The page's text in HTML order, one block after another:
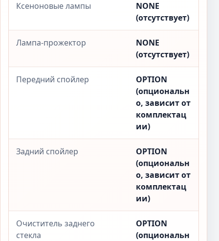
Ксеноновые лампы
NONE
(отсутствует)
Лампа-прожектор
NONE
(отсутствует)
Передний спойлер
OPTION
(опциональн
о, зависит от
комплектац
ии)
Задний спойлер
OPTION
(опциональн
о, зависит от
комплектац
ии)
Очиститель заднего
стекла
OPTION
(опциональн